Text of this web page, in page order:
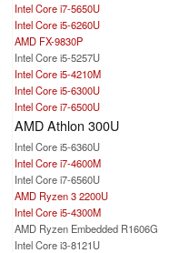
Intel Core i7-5650U
Intel Core i5-6260U
AMD FX-9830P
Intel Core i5-5257U
Intel Core i5-4210M
Intel Core i5-6300U
Intel Core i7-6500U
AMD Athlon 300U
Intel Core i5-6360U
Intel Core i7-4600M
Intel Core i7-6560U
AMD Ryzen 3 2200U
Intel Core i5-4300M
AMD Ryzen Embedded R1606G
Intel Core i3-8121U